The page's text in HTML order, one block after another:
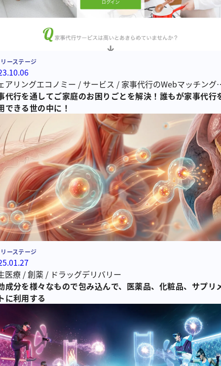
ーステージ
アリングエコノミー / サービス / 家事代行のWebマッチング
ス/シェアエコノミー
代行を通してご家庭のお困りごとを解決！誰もが家事代行
できる世の中に！
ーステージ
医療/創薬 / ドラッグデリバリー
成分を様々なもので包み込んで、医薬品、化粧品、サプリ
に利用する